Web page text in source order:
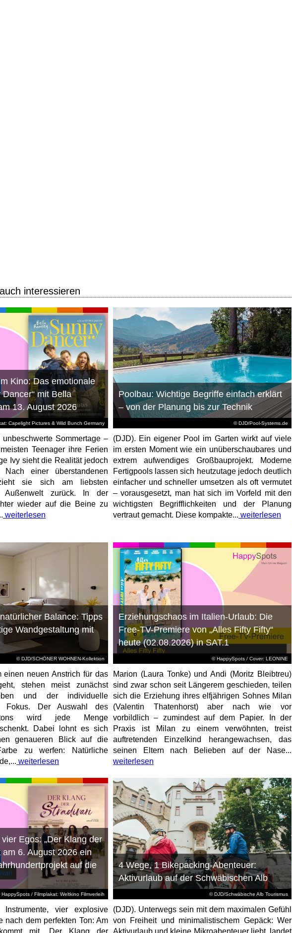
interessieren
Capelight Pictures & Wild Bunch Germany
Kino: Das emotionale
mit Bella
13. August 2026
Sommertage –
Teenager ihre Ferien
Ivy sieht die Realität jedoch
einer überstandenen
zieht sie sich am liebsten
Außenwelt zurück. In der
wieder auf die Beine zu
weiterlesen
© DJD/Pool-Systems.de
Poolbau: Wichtige Begriffe einfach erklärt
– von der Planung bis zur Technik
(DJD). Ein eigener Pool im Garten wirkt auf viele
im ersten Moment wie ein unüberschaubares und
extrem aufwendiges Großbauprojekt. Moderne
Fertigpools lassen sich heutzutage jedoch deutlich
einfacher und schneller umsetzen als oft vermutet
– vorausgesetzt, man hat sich im Vorfeld mit den
wichtigsten Begrifflichkeiten und der Planung
vertraut gemacht. Diese kompakte... weiterlesen
© DJD/SCHÖNER WOHNEN-Kollektion
Balance: Tipps
Wandgestaltung mit
einen neuen Anstrich für das
stehen meist zunächst
und der individuelle
Fokus. Der Auswahl des
wird jede Menge
Dabei lohnt es sich
genaueren Blick auf die
zu werfen: Natürliche
weiterlesen
© HappySpots / Cover: LEONINE
Erziehungschaos im Italien-Urlaub: Die
Free-TV-Premiere von „Alles Fifty Fifty“
heute (02.08.2026) in SAT.1
Marion (Laura Tonke) und Andi (Moritz Bleibtreu)
sind zwar schon seit Längerem geschieden, teilen
sich die Erziehung ihres elfjährigen Sohnes Milan
(Valentin Thatenhorst) aber nach wie vor
vorbildlich – zumindest auf dem Papier. In der
Praxis ist Milan zu einem verwöhnten, treist
auftretenden Einzelkind herangewachsen, das
seinen Eltern nach Belieben auf der Nase...
weiterlesen
HappySpots / Filmplakat: Weltkino Filmverleih
Egos: „Der Klang der
am 6. August 2026 ein
auf die
Instrumente, vier explosive
nach dem perfekten Ton: Am
© DJD/Schwäbische Alb Tourismus
4 Wege, 1 Bikepacking-Abenteuer:
Aktivurlaub auf der Schwäbischen Alb
(DJD). Unterwegs sein mit dem maximalen Gefühl
von Freiheit und minimalistischem Gepäck: Wer